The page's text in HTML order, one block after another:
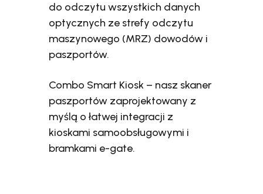
do odczytu wszystkich danych
optycznych ze strefy odczytu
maszynowego (MRZ) dowodów i
paszportów.
Combo Smart Kiosk – nasz skaner
paszportów zaprojektowany z
myślą o łatwej integracji z
kioskami samoobsługowymi i
bramkami e-gate.